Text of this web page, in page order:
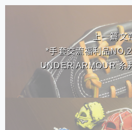
上一篇文
*手套交流福利品
UNDER ARMOUR 糸